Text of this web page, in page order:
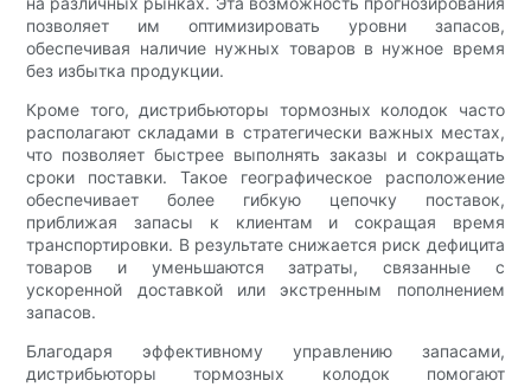
позволяет им оптимизировать уровни запасов,
обеспечивая наличие нужных товаров в нужное время
без избытка продукции.
Кроме того, дистрибьюторы тормозных колодок часто
располагают складами в стратегически важных местах,
что позволяет быстрее выполнять заказы и сокращать
сроки поставки. Такое географическое расположение
обеспечивает более гибкую цепочку поставок,
приближая запасы к клиентам и сокращая время
транспортировки. В результате снижается риск дефицита
товаров и уменьшаются затраты, связанные с
ускоренной доставкой или экстренным пополнением
запасов.
Благодаря эффективному управлению запасами,
дистрибьюторы тормозных колодок помогают